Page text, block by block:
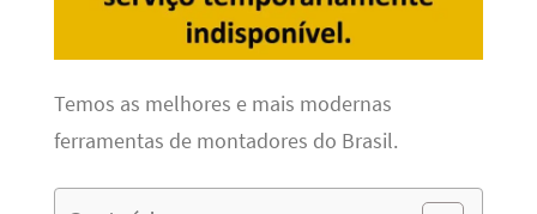
Temos as melhores e mais modernas
ferramentas de montadores do Brasil.